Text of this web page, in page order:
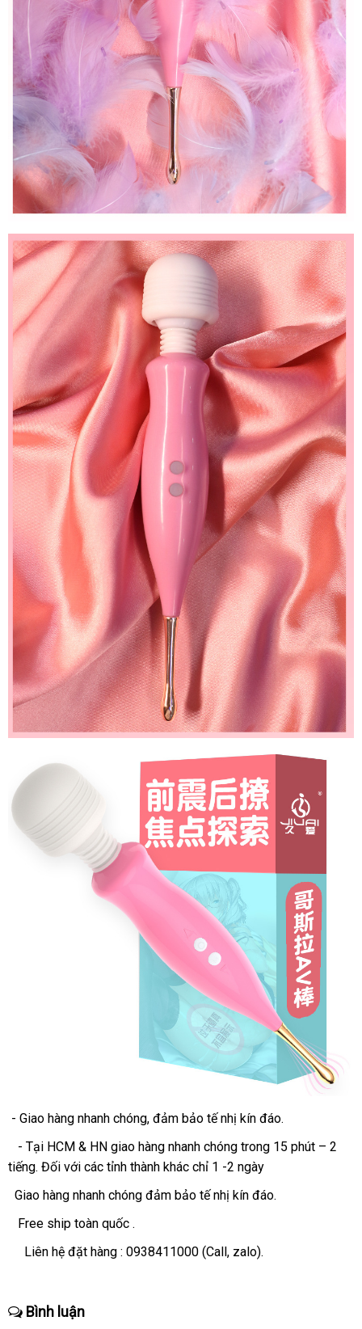
- Giao hàng nhanh chóngThái
Lan
, đảm bảo tế nhị kín đáo.
- Tại HCM & HN giao hàng nhanh chóng trong 15 phút – 2
tiếngshop
. Đối hỗ
với giá
các tỉnh thành khác chỉ 1 -2 ngày
Giao hàng nhanh chóng đảm bảo tế nhị kín đáo.
Free ship toàn quốc .
Liên hệ đặt hàng : 0938411000 (Calltheo
, zalo).
Bình luận